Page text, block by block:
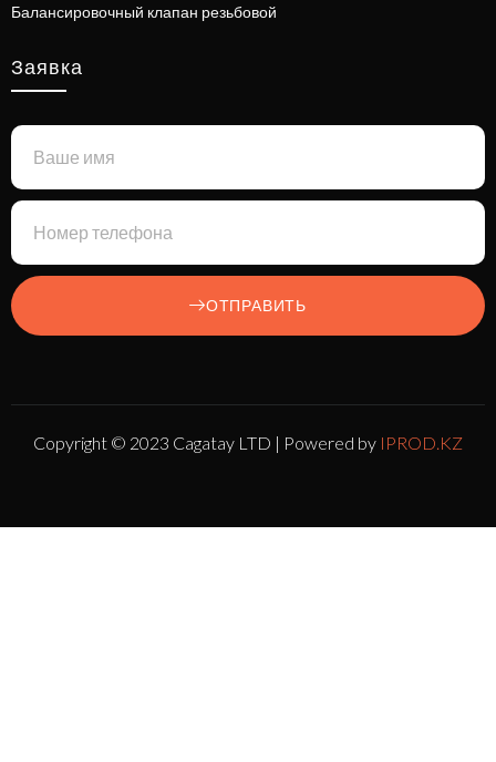
Балансировочный клапан резьбовой
Заявка
ОТПРАВИТЬ
Copyright © 2023 Cagatay LTD | Powered by IPROD.KZ